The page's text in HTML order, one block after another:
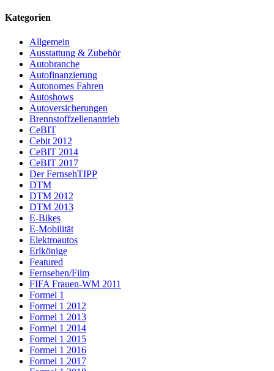
Kategorien
Allgemein
Ausstattung & Zubehör
Autobranche
Autofinanzierung
Autonomes Fahren
Autoshows
Autoversicherungen
Brennstoffzellenantrieb
CeBIT
Cebit 2012
CeBIT 2014
CeBIT 2017
Der FernsehTIPP
DTM
DTM 2012
DTM 2013
E-Bikes
E-Mobilität
Elektroautos
Erlkönige
Featured
Fernsehen/Film
FIFA Frauen-WM 2011
Formel 1
Formel 1 2012
Formel 1 2013
Formel 1 2014
Formel 1 2015
Formel 1 2016
Formel 1 2017